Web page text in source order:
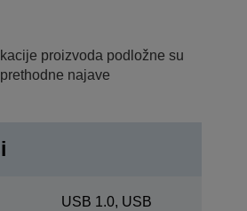
proizvoda podložne su
najave
USB 1.0, USB